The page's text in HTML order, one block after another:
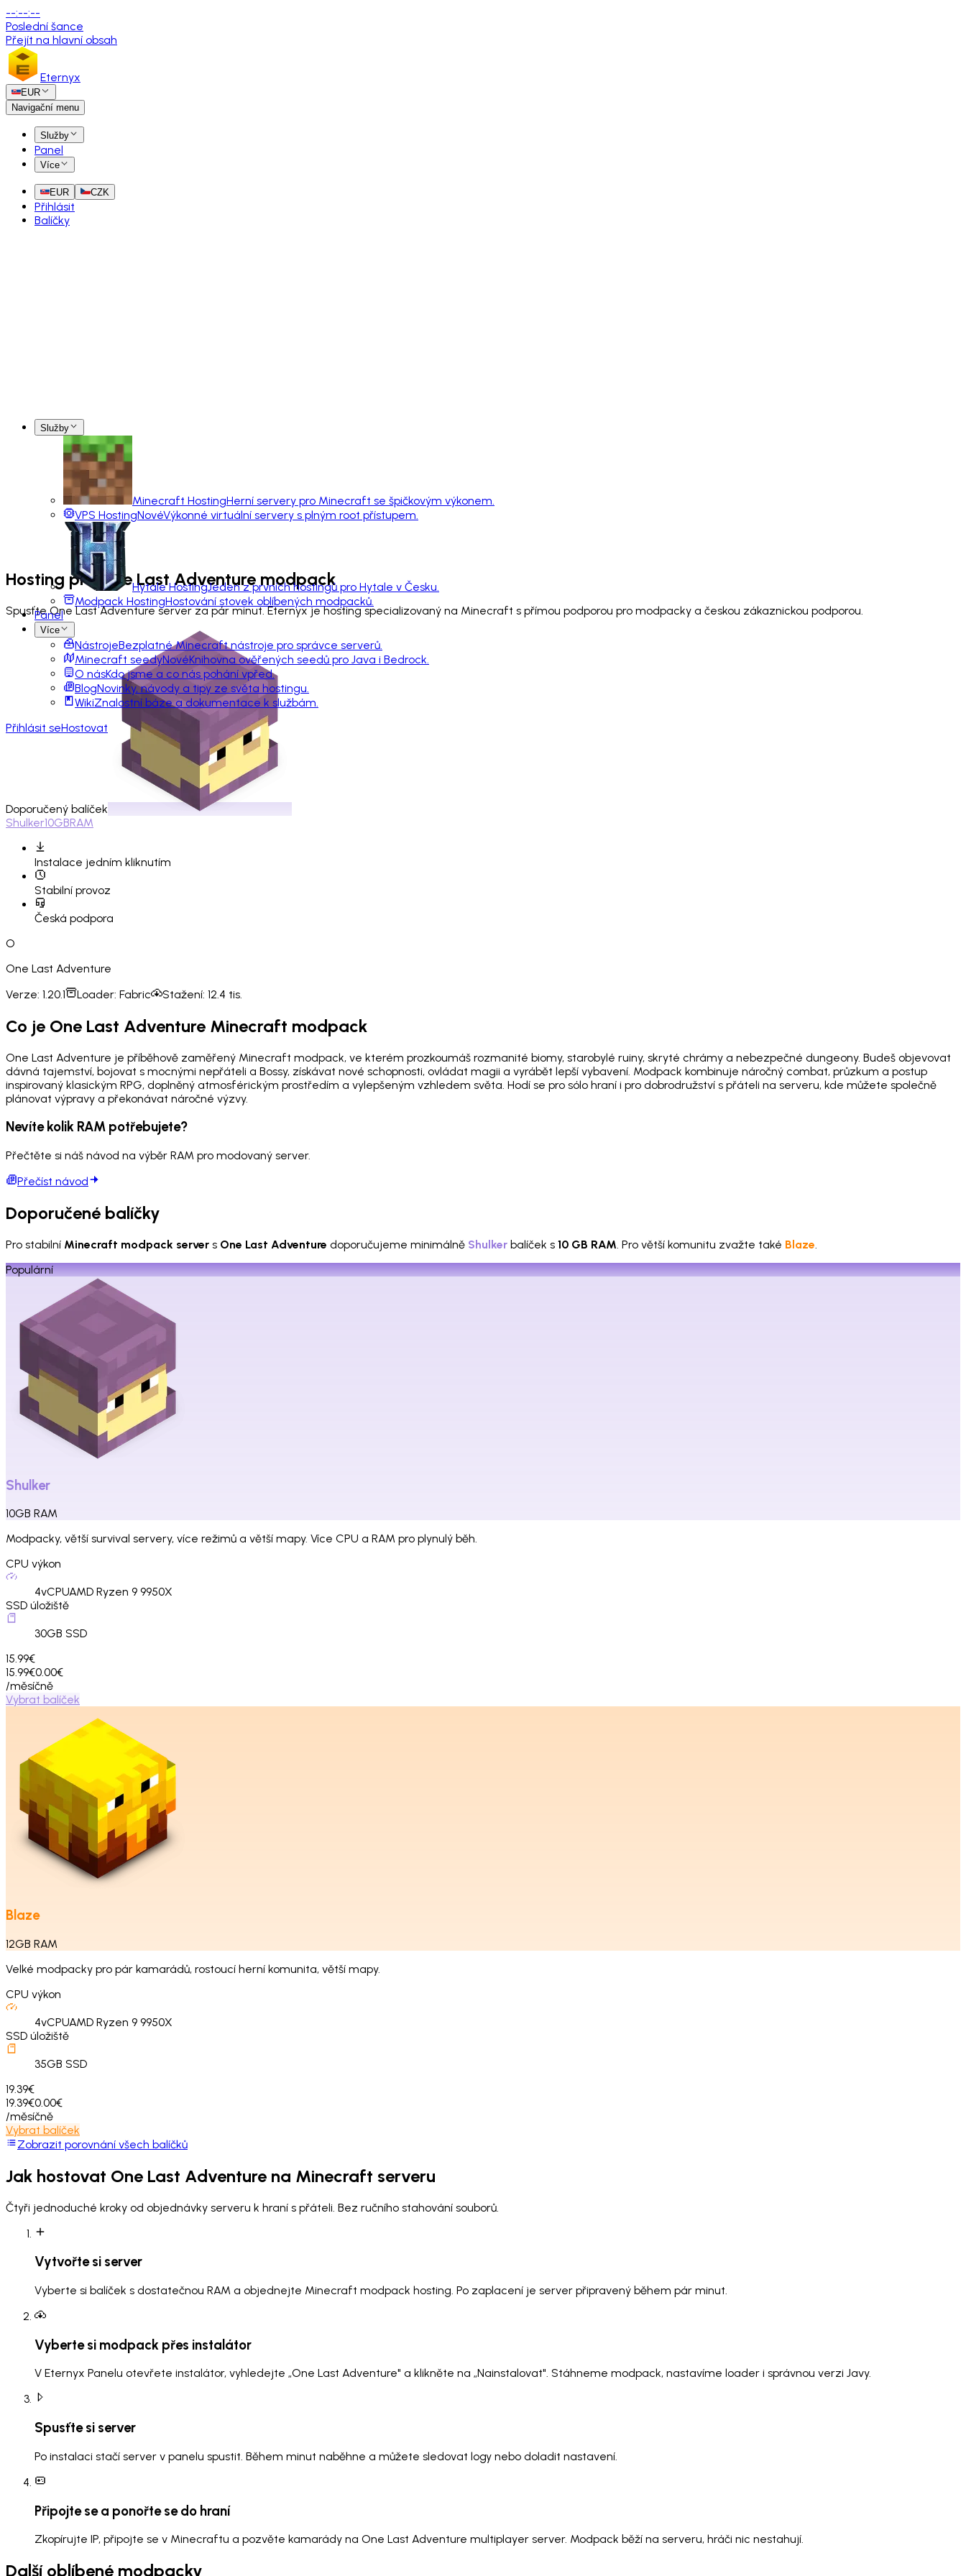
--:--:--
Poslední šance
Přejít na hlavní obsah
Eternyx
EUR
Navigační menu
Služby
Panel
Více
EUR CZK
Přihlásit
Balíčky
Služby
Minecraft HostingHerní servery pro Minecraft se špičkovým výkonem.
VPS HostingNovéVýkonné virtuální servery s plným root přístupem.
Hytale HostingJeden z prvních hostingů pro Hytale v Česku.
Modpack HostingHostování stovek oblíbených modpacků.
Panel
Více
NástrojeBezplatné Minecraft nástroje pro správce serverů.
Minecraft seedyNovéKnihovna ověřených seedů pro Java i Bedrock.
O násKdo jsme a co nás pohání vpřed.
BlogNovinky, návody a tipy ze světa hostingu.
WikiZnalostní báze a dokumentace k službám.
Přihlásit seHostovat
Hosting pro One Last Adventure modpack
Spusťte One Last Adventure server za pár minut. Eternyx je hosting specializovaný na Minecraft s přímou podporou pro modpacky a českou zákaznickou podporou.
Doporučený balíček
Shulker10GBRAM
Instalace jedním kliknutím
Stabilní provoz
Česká podpora
O
One Last Adventure
Verze: 1.20.1 Loader: Fabric Stažení: 12.4 tis.
Co je One Last Adventure Minecraft modpack
One Last Adventure je příběhově zaměřený Minecraft modpack, ve kterém prozkoumáš rozmanité biomy, starobylé ruiny, skryté chrámy a nebezpečné dungeony. Budeš objevovat
dávná tajemství, bojovat s mocnými nepřáteli a Bossy, získávat nové schopnosti, ovládat magii a vyrábět lepší vybavení. Modpack kombinuje náročný combat, průzkum a postup
inspirovaný klasickým RPG, doplněný atmosférickým prostředím a vylepšeným vzhledem světa. Hodí se pro sólo hraní i pro dobrodružství s přáteli na serveru, kde můžete společně
plánovat výpravy a překonávat náročné výzvy.
Nevíte kolik RAM potřebujete?
Přečtěte si náš návod na výběr RAM pro modovaný server.
Přečíst návod
Doporučené balíčky
Pro stabilní Minecraft modpack server s One Last Adventure doporučujeme minimálně Shulker balíček s 10 GB RAM. Pro větší komunitu zvažte také Blaze.
Populární
Shulker
10GB RAM
Modpacky, větší survival servery, více režimů a větší mapy. Více CPU a RAM pro plynulý běh.
CPU výkon
4vCPUAMD Ryzen 9 9950X
SSD úložiště
30GB SSD
15.99€
15.99€0.00€
/měsíčně
Vybrat balíček
Blaze
12GB RAM
Velké modpacky pro pár kamarádů, rostoucí herní komunita, větší mapy.
CPU výkon
4vCPUAMD Ryzen 9 9950X
SSD úložiště
35GB SSD
19.39€
19.39€0.00€
/měsíčně
Vybrat balíček
Zobrazit porovnání všech balíčků
Jak hostovat One Last Adventure na Minecraft serveru
Čtyři jednoduché kroky od objednávky serveru k hraní s přáteli. Bez ručního stahování souborů.
Vytvořte si server
Vyberte si balíček s dostatečnou RAM a objednejte Minecraft modpack hosting. Po zaplacení je server připravený během pár minut.
Vyberte si modpack přes instalátor
V Eternyx Panelu otevřete instalátor, vyhledejte „One Last Adventure" a klikněte na „Nainstalovat". Stáhneme modpack, nastavíme loader i správnou verzi Javy.
Spusťte si server
Po instalaci stačí server v panelu spustit. Během minut naběhne a můžete sledovat logy nebo doladit nastavení.
Připojte se a ponořte se do hraní
Zkopírujte IP, připojte se v Minecraftu a pozvěte kamarády na One Last Adventure multiplayer server. Modpack běží na serveru, hráči nic nestahují.
Další oblíbené modpacky